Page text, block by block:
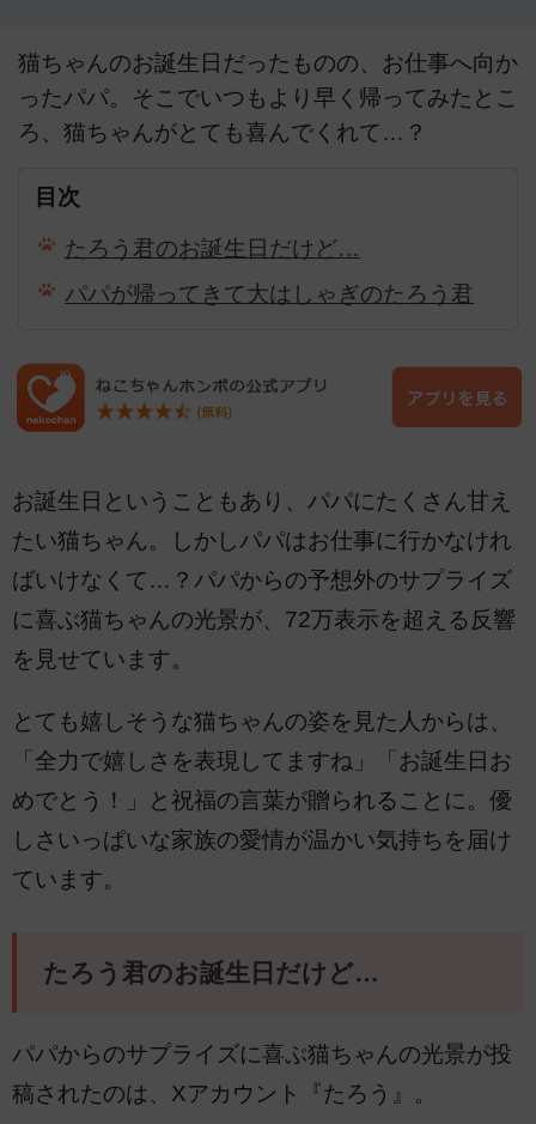
猫ちゃんのお誕生日だったものの、お仕事へ向か
ったパパ。そこでいつもより早く帰ってみたとこ
ろ、猫ちゃんがとても喜んでくれて…？
目次
たろう君のお誕生日だけど…
パパが帰ってきて大はしゃぎのたろう君
お誕生日ということもあり、パパにたくさん甘え
たい猫ちゃん。しかしパパはお仕事に行かなけれ
ばいけなくて…？パパからの予想外のサプライズ
に喜ぶ猫ちゃんの光景が、72万表示を超える反響
を見せています。
とても嬉しそうな猫ちゃんの姿を見た人からは、
「全力で嬉しさを表現してますね」「お誕生日お
めでとう！」と祝福の言葉が贈られることに。優
しさいっぱいな家族の愛情が温かい気持ちを届け
ています。
たろう君のお誕生日だけど…
パパからのサプライズに喜ぶ猫ちゃんの光景が投
稿されたのは、Xアカウント『たろう』。